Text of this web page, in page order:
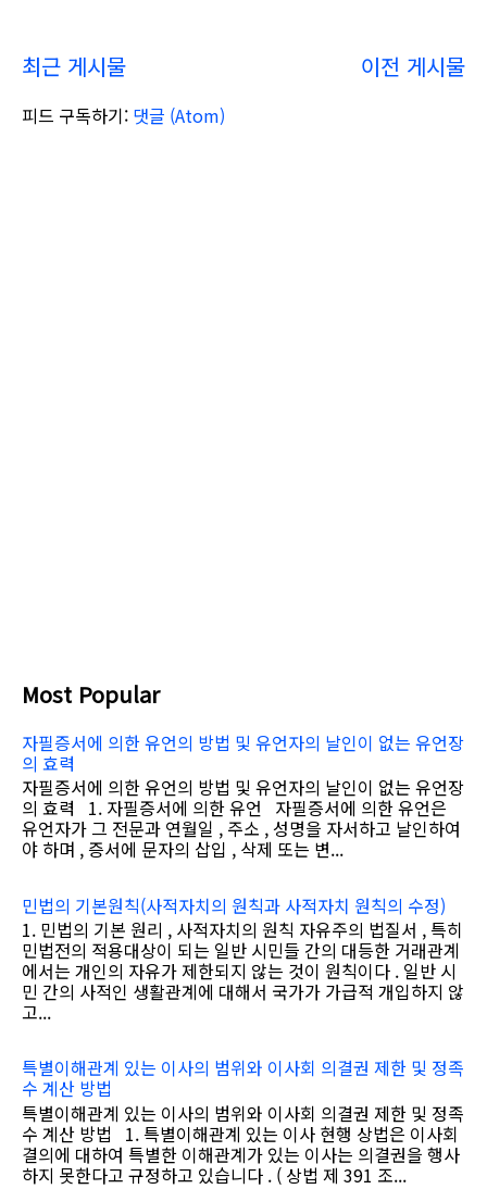
최근 게시물 이전 게시물
피드 구독하기: 댓글 (Atom)
Most Popular
자필증서에 의한 유언의 방법 및 유언자의 날인이 없는 유언장
의 효력
자필증서에 의한 유언의 방법 및 유언자의 날인이 없는 유언장
의 효력 1. 자필증서에 의한 유언 자필증서에 의한 유언은
유언자가 그 전문과 연월일 , 주소 , 성명을 자서하고 날인하여
야 하며 , 증서에 문자의 삽입 , 삭제 또는 변...
민법의 기본원칙(사적자치의 원칙과 사적자치 원칙의 수정)
1. 민법의 기본 원리 , 사적자치의 원칙 자유주의 법질서 , 특히
민법전의 적용대상이 되는 일반 시민들 간의 대등한 거래관계
에서는 개인의 자유가 제한되지 않는 것이 원칙이다 . 일반 시
민 간의 사적인 생활관계에 대해서 국가가 가급적 개입하지 않
고...
특별이해관계 있는 이사의 범위와 이사회 의결권 제한 및 정족
수 계산 방법
특별이해관계 있는 이사의 범위와 이사회 의결권 제한 및 정족
수 계산 방법 1. 특별이해관계 있는 이사 현행 상법은 이사회
결의에 대하여 특별한 이해관계가 있는 이사는 의결권을 행사
하지 못한다고 규정하고 있습니다 . ( 상법 제 391 조...